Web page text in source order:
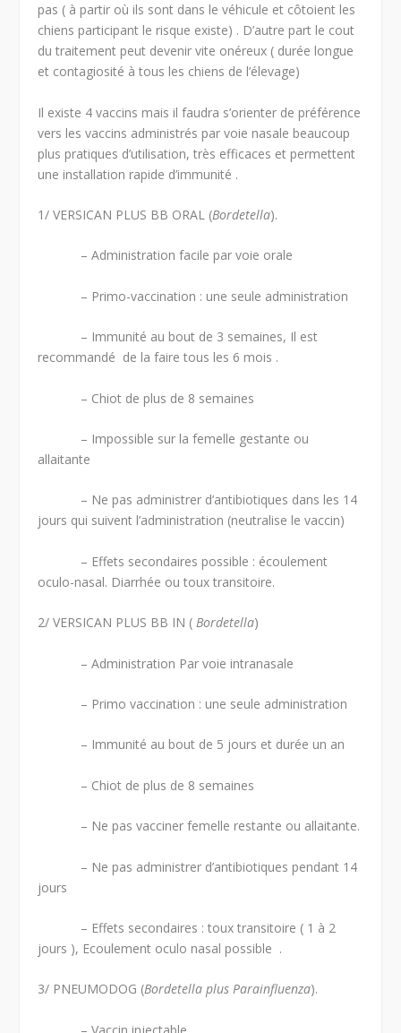
pas ( à partir où ils sont dans le véhicule et côtoient les
chiens participant le risque existe) . D’autre part le cout
du traitement peut devenir vite onéreux ( durée longue
et contagiosité à tous les chiens de l’élevage)
Il existe 4 vaccins mais il faudra s’orienter de préférence
vers les vaccins administrés par voie nasale beaucoup
plus pratiques d’utilisation, très efficaces et permettent
une installation rapide d’immunité .
1/ VERSICAN PLUS BB ORAL (Bordetella).
– Administration facile par voie orale
– Primo-vaccination : une seule administration
– Immunité au bout de 3 semaines, Il est
recommandé de la faire tous les 6 mois .
– Chiot de plus de 8 semaines
– Impossible sur la femelle gestante ou
allaitante
– Ne pas administrer d’antibiotiques dans les 14
jours qui suivent l’administration (neutralise le vaccin)
– Effets secondaires possible : écoulement
oculo-nasal. Diarrhée ou toux transitoire.
2/ VERSICAN PLUS BB IN (Bordetella)
– Administration Par voie intranasale
– Primo vaccination : une seule administration
– Immunité au bout de 5 jours et durée un an
– Chiot de plus de 8 semaines
– Ne pas vacciner femelle restante ou allaitante.
– Ne pas administrer d’antibiotiques pendant 14
jours
– Effets secondaires : toux transitoire ( 1 à 2
jours ), Ecoulement oculo nasal possible .
3/ PNEUMODOG (Bordetella plus Parainfluenza).